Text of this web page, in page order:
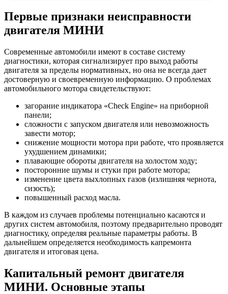
Первые признаки неисправности
двигателя МИНИ
Современные автомобили имеют в составе систему
диагностики, которая сигнализирует про выход работы
двигателя за пределы нормативных, но она не всегда дает
достоверную и своевременную информацию. О проблемах
автомобильного мотора свидетельствуют:
загорание индикатора «Check Engine» на приборной
панели;
сложности с запуском двигателя или невозможность
завести мотор;
снижение мощности мотора при работе, что проявляется
ухудшением динамики;
плавающие обороты двигателя на холостом ходу;
посторонние шумы и стуки при работе мотора;
изменение цвета выхлопных газов (излишняя чернота,
сизость);
повышенный расход масла.
В каждом из случаев проблемы потенциально касаются и
других систем автомобиля, поэтому предварительно проводят
диагностику, определяя реальные параметры работы. В
дальнейшем определяется необходимость капремонта
двигателя и итоговая цена.
Капитальный ремонт двигателя
МИНИ. Основные этапы